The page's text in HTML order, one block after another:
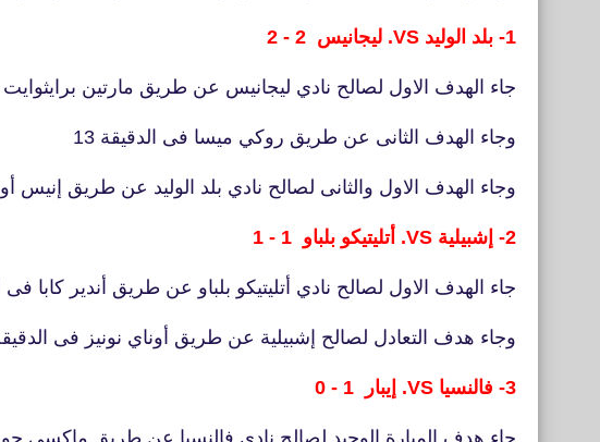
1- بلد الوليد VS. ليجانيس 2 - 2
جاء الهدف الاول لصالح نادي ليجانيس عن طريق مارتين برايثوايت
وجاء الهدف الثانى عن طريق روكي ميسا فى الدقيقة 13
وجاء الهدف الاول والثانى لصالح نادي بلد الوليد عن طريق إنيس أونال
2- إشبيلية VS. أتليتيكو بلباو 1 - 1
جاء الهدف الاول لصالح نادي أتليتيكو بلباو عن طريق أندير كابا فى
وجاء هدف التعادل لصالح إشبيلية عن طريق أوناي نونيز فى الدقيقة 60 من ضربة
3- فالنسيا VS. إيبار 1 - 0
جاء هدف المبارة الوحيد لصالح نادي فالنسيا عن طريق ماكسي